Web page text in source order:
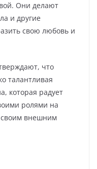
Они делают
и другие
свою любовь и
что
талантливая
которая радует
ролями на
своим внешним